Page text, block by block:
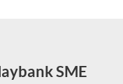
SME